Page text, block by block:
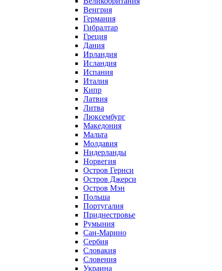
Венгрия
Германия
Гибралтар
Греция
Дания
Ирландия
Исландия
Испания
Италия
Кипр
Латвия
Литва
Люксембург
Македония
Мальта
Молдавия
Нидерланды
Норвегия
Остров Гернси
Остров Джерси
Остров Мэн
Польша
Португалия
Приднестровье
Румыния
Сан-Марино
Сербия
Словакия
Словения
Украина